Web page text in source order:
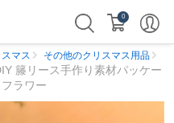
0
マス その他のクリスマス用品
籐リース手作り素材パッケー
ラワー